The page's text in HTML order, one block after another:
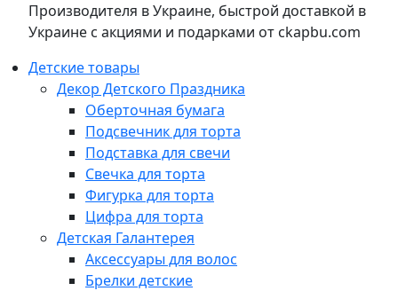
Производителя в Украине, быстрой доставкой в
Украине с акциями и подарками от ckapbu.com
Детские товары
Декор Детского Праздника
Оберточная бумага
Подсвечник для торта
Подставка для свечи
Свечка для торта
Фигурка для торта
Цифра для торта
Детская Галантерея
Аксессуары для волос
Брелки детские